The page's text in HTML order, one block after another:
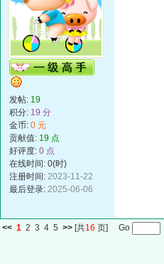
发帖: 19
积分: 19 分
金币: 0 元
贡献值: 19 点
好评度: 0 点
在线时间: 0(时)
注册时间: 2023-11-22
最后登录: 2025-06-06
<< 1 2 3 4 5 >> [共16 页] Go